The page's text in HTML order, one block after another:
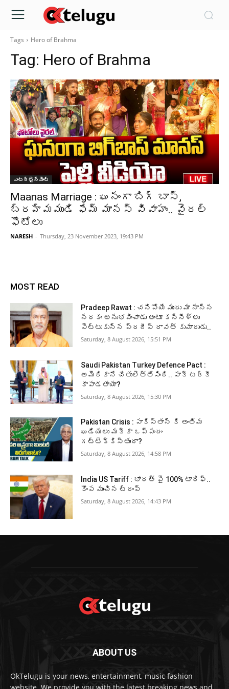
Tags Hero of Brahma
Tag: Hero of Brahma
ఎంటర్టైన్మెంట్
Maanas Marriage : ఘనంగా బిగ్ బాస్,
బ్రహ్మముడి ఫేమ్ మానస్ వివాహం.. వైరల్
ఫొటోలు
NARESH - Thursday, 23 November 2023, 19:43 PM
MOST READ
Pradeep Rawat : చనిపోయే ముందు మా నాన్న
నరకం అనుభవించాడు అంటూ కన్నీళ్లు
పెట్టుకున్న ప్రదీప్ రావత్ కుమారుడు..
Saturday, 8 August 2026, 15:51 PM
Saudi Pakistan Turkey Defence Pact :
అమెరికానే చేతులెత్తేసింది.. పాక్‌ టర్కీ
కాపాడతాయా?
Saturday, 8 August 2026, 15:30 PM
Pakistan Crisis : పాకిస్తాన్ కి అంతిమ
ఘడియలు మక్కా ఒప్పందం
గట్టెక్కిస్తుందా?
Saturday, 8 August 2026, 14:58 PM
India US Tariff : భారత్ పై 100% టారిఫ్..
కొంప ముంచిన ట్రంప్
Saturday, 8 August 2026, 14:43 PM
ABOUT US
OkTelugu is your news, entertainment, music fashion
website. We provide you with the latest breaking news and